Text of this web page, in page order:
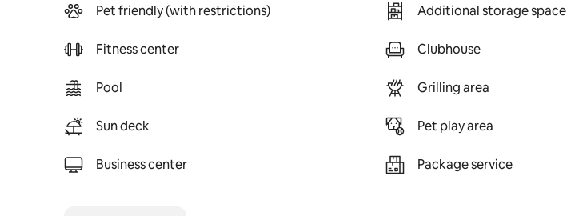
Pet friendly (with restrictions)
Fitness center
Pool
Sun deck
Business center
Additional storage space
Clubhouse
Grilling area
Pet play area
Package service